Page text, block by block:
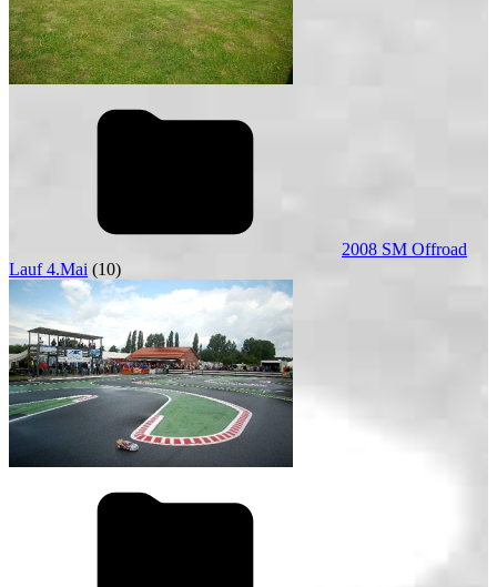
2008 SM Offroad
Lauf 4.Mai (10)